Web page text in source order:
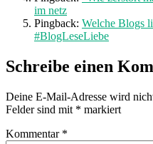
im netz
Pingback: Welche Blogs
#BlogLeseLiebe
Schreibe einen
Deine E-Mail-Adresse wird
Felder sind mit * markiert
Kommentar *